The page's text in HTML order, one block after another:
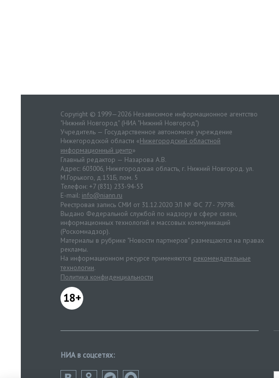
Copyright © 1999—2026 Независимое информационное агентство
"Нижний Новгород" (НИА "Нижний Новгород")
Учредитель — Государственное автономное учреждение
Нижегородской области «Нижегородский областной
информационный центр»
Главный редактор — Назарова А.В.
Адрес: 603006, Нижегородская область, г. Нижний Новгород. ул.
М.Горького, д.151Б, пом. 5
Телефон: +7 (831) 233-94-53
E-mail: info@niann.ru
Реестровая запись СМИ от 31.12.2020 ЭЛ № ФС 77 - 79798.
Выдано Федеральной службой по надзору в сфере связи,
информационных технологий и массовых коммуникаций
(Роскомнадзор).
Материалы в рубрике "Новости партнеров" размещаются на правах
рекламы.
На информационном ресурсе применяются рекомендательные
технологии.
Политика конфиденциальности
18+
НИА в соцсетях: